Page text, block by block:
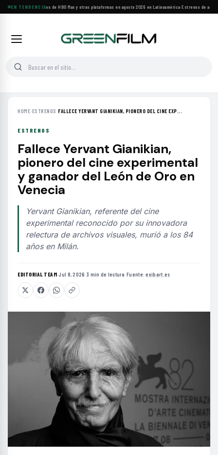
EN TENDENCIA
Principales estrenos de HBO Max y otras plataformas en agosto 2026 en Latinoamérica·Estrenos de
HOME›ESTRENOS ›FALLECE YERVANT GIANIKIAN, PIONERO DEL CINE EXP...
ESTRENOS
Fallece Yervant Gianikian,
pionero del cine experimental
y ganador del León de Oro en
Venecia
Yervant Gianikian, referente del cine
experimental reconocido por su innovadora
relectura de archivos visuales, murió a los 84
años en Milán.
EDITORIAL TEAM·Jul 8, 2026 ·3 min de lectura ·Fuente:exibart.es